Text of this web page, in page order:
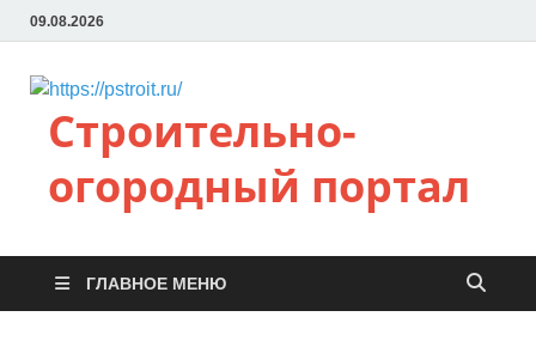
09.08.2026
Строительно-
огородный портал
ГЛАВНОЕ МЕНЮ